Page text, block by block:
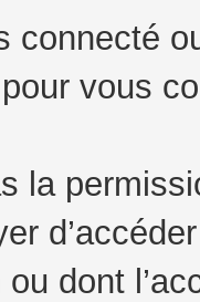
connecté
vous
la
ou dont